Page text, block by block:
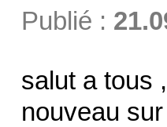
Publié :
salut a tous ,
nouveau